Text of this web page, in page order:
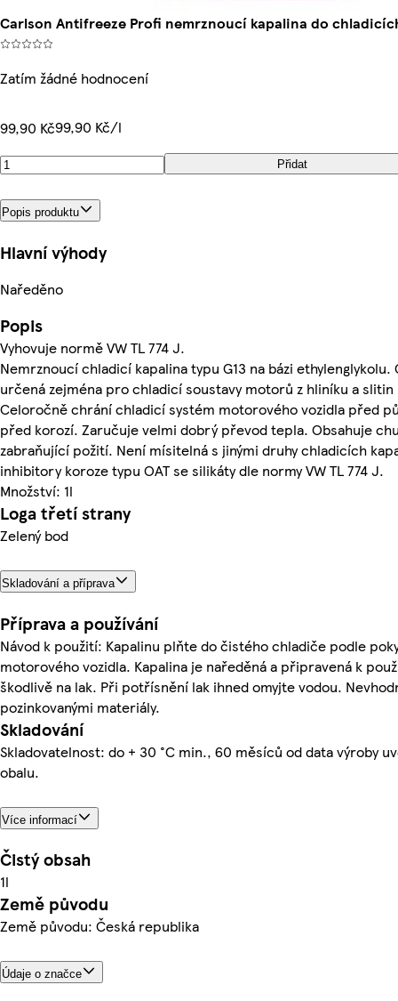
Carlson Antifreeze Profi nemrznoucí kapalina do
Zatím žádné hodnocení
99,90 Kč99,90 Kč/l
Přidat
Popis produktu
Hlavní výhody
Naředěno
Popis
Vyhovuje normě VW TL 774 J.
Nemrznoucí chladicí kapalina typu G13 na bázi ethylenglykolu.
určená zejména pro chladicí soustavy motorů z hliníku a slitin
Celoročně chrání chladicí systém motorového vozidla před
před korozí. Zaručuje velmi dobrý převod tepla. Obsahuje
zabraňující požití. Není mísitelná s jinými druhy chladicích
inhibitory koroze typu OAT se silikáty dle normy VW TL 774 J.
Množství: 1l
Loga třetí strany
Zelený bod
Skladování a příprava
Příprava a používání
Návod k použití: Kapalinu plňte do čistého chladiče podle
motorového vozidla. Kapalina je naředěná a připravená k
škodlivě na lak. Při potřísnění lak ihned omyjte vodou.
pozinkovanými materiály.
Skladování
Skladovatelnost: do + 30 °C min., 60 měsíců od data výroby
obalu.
Více informací
Čistý obsah
1l
Země původu
Země původu: Česká republika
Údaje o značce